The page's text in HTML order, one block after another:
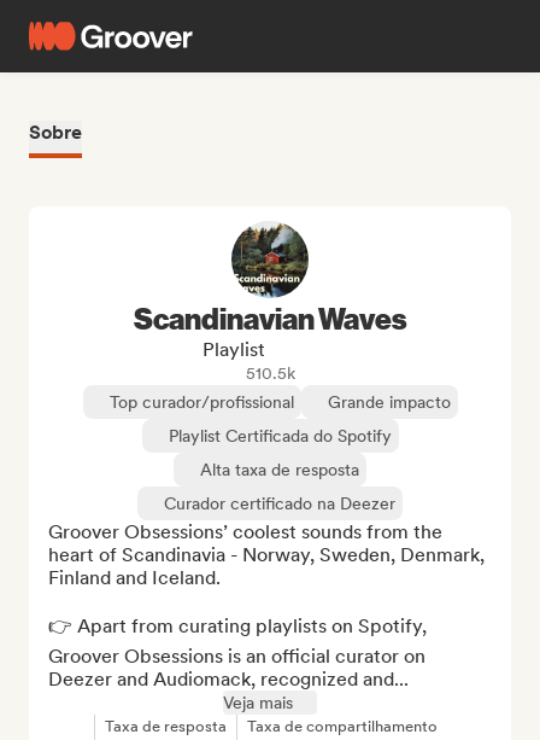
Sobre
Scandinavian Waves
Playlist
510.5k
Top curador/profissional
Grande impacto
Playlist Certificada do Spotify
Alta taxa de resposta
Curador certificado na Deezer
Groover Obsessions’ coolest sounds from the
heart of Scandinavia - Norway, Sweden, Denmark,
Finland and Iceland.
👉 Apart from curating playlists on Spotify,
Groover Obsessions is an official curator on
Deezer and Audiomack, recognized and...
Veja mais
Taxa de resposta Taxa de compartilhamento